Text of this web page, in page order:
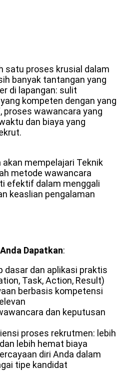
satu proses krusial dalam
banyak tantangan yang
di lapangan: sulit
kompeten dengan yang
proses wawancara yang
dan biaya yang
akan mempelajari Teknik
metode wawancara
efektif dalam menggali
keaslian pengalaman
Dapatkan:
dasar dan aplikasi praktis
Task, Action, Result)
berbasis kompetensi
dan keputusan
proses rekrutmen: lebih
lebih hemat biaya
diri Anda dalam
tipe kandidat